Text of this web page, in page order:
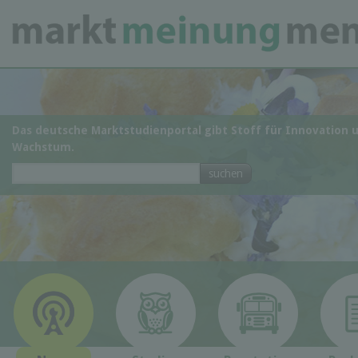
Das deutsche Marktstudienportal gibt Stoff für Innovation
Wachstum.